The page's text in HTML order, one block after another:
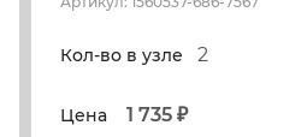
Кол-во в узле 2
Цена 1 735 ₽